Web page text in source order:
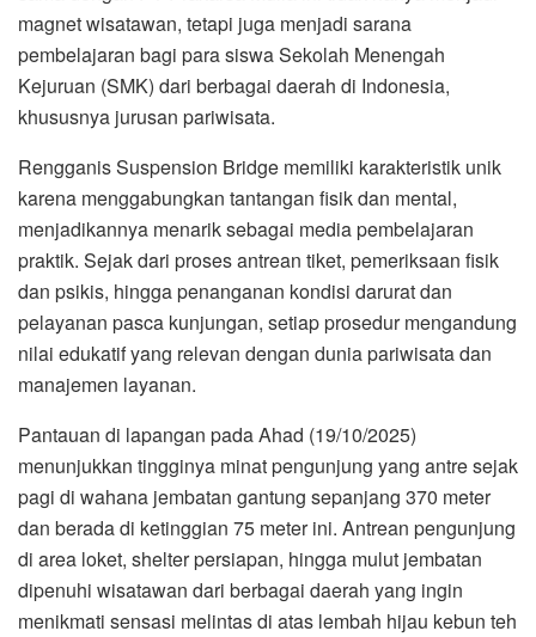
magnet wisatawan, tetapi juga menjadi sarana
pembelajaran bagi para siswa Sekolah Menengah
Kejuruan (SMK) dari berbagai daerah di Indonesia,
khususnya jurusan pariwisata.
Rengganis Suspension Bridge memiliki karakteristik unik
karena menggabungkan tantangan fisik dan mental,
menjadikannya menarik sebagai media pembelajaran
praktik. Sejak dari proses antrean tiket, pemeriksaan fisik
dan psikis, hingga penanganan kondisi darurat dan
pelayanan pasca kunjungan, setiap prosedur mengandung
nilai edukatif yang relevan dengan dunia pariwisata dan
manajemen layanan.
Pantauan di lapangan pada Ahad (19/10/2025)
menunjukkan tingginya minat pengunjung yang antre sejak
pagi di wahana jembatan gantung sepanjang 370 meter
dan berada di ketinggian 75 meter ini. Antrean pengunjung
di area loket, shelter persiapan, hingga mulut jembatan
dipenuhi wisatawan dari berbagai daerah yang ingin
menikmati sensasi melintas di atas lembah hijau kebun teh